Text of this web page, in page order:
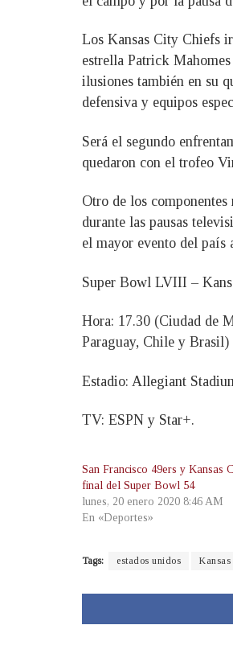
Los Kansas City Chiefs
estrella Patrick
ilusiones también en su
defensiva y equipos
Será el segundo
quedaron con el trofeo
Otro de los
durante las pausas
el mayor evento del país
Super Bowl LVIII –
Hora: 17.30 (Ciudad de
Paraguay, Chile y Brasil)
Estadio: Allegiant
TV: ESPN y Star+.
San Francisco 49ers y Kansas
final del Super Bowl 54
lunes, 20 enero 2020 8:46 AM
En «Deportes»
Tags: estados unidos